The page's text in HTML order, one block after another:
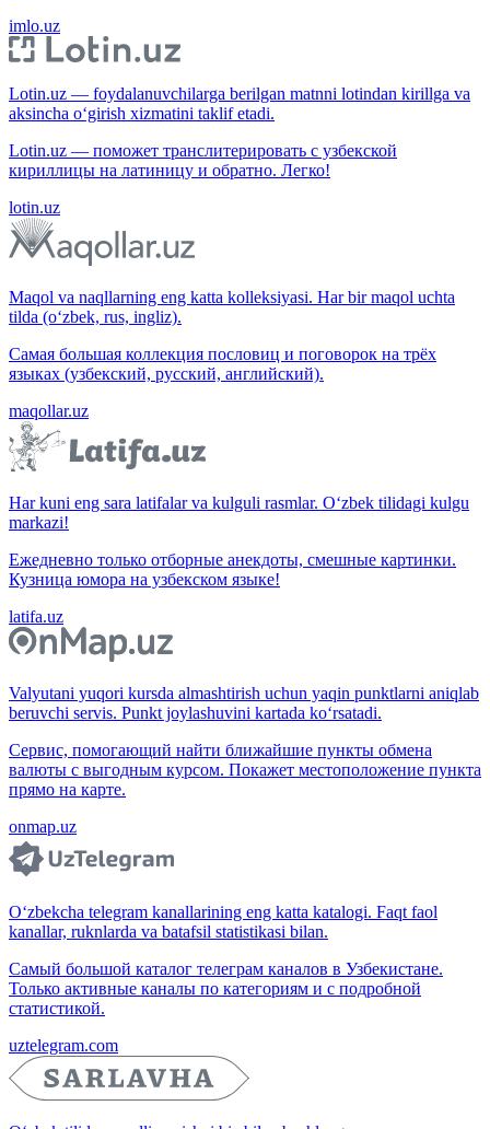
imlo.uz
Lotin.uz — foydalanuvchilarga berilgan matnni lotindan kirillga va
aksincha o‘girish xizmatini taklif etadi.
Lotin.uz — поможет транслитерировать с узбекской
кириллицы на латиницу и обратно. Легко!
lotin.uz
Maqol va naqllarning eng katta kolleksiyasi. Har bir maqol uchta
tilda (o‘zbek, rus, ingliz).
Самая большая коллекция пословиц и поговорок на трёх
языках (узбекский, русский, английский).
maqollar.uz
Har kuni eng sara latifalar va kulguli rasmlar. O‘zbek tilidagi kulgu
markazi!
Ежедневно только отборные анекдоты, смешные картинки.
Кузница юмора на узбекском языке!
latifa.uz
Valyutani yuqori kursda almashtirish uchun yaqin punktlarni aniqlab
beruvchi servis. Punkt joylashuvini kartada ko‘rsatadi.
Сервис, помогающий найти ближайшие пункты обмена
валюты с выгодным курсом. Покажет местоположение пункта
прямо на карте.
onmap.uz
O‘zbekcha telegram kanallarining eng katta katalogi. Faqt faol
kanallar, ruknlarda va batafsil statistikasi bilan.
Самый большой каталог телеграм каналов в Узбекистане.
Только активные каналы по категориям и с подробной
статистикой.
uztelegram.com